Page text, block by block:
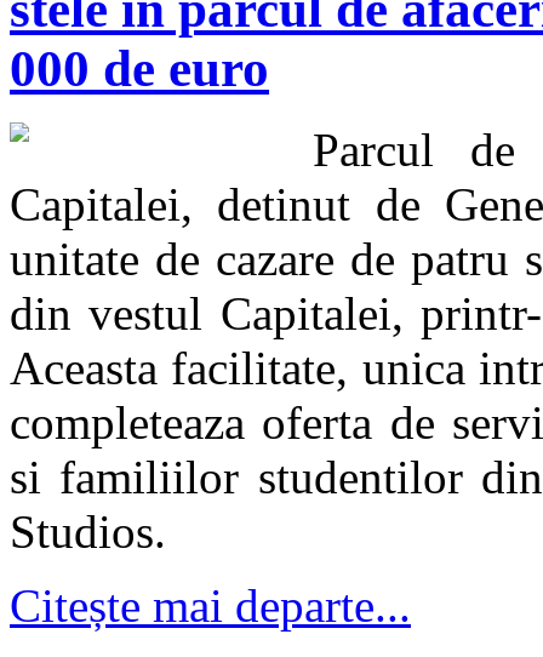
000 de euro
Parcul
Capitalei, detinut de
unitate de cazare de
din vestul Capitalei,
Aceasta facilitate, unica
completeaza oferta de
si familiilor studentilor din
Studios.
Citește mai departe...